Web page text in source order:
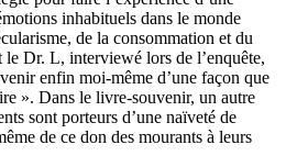
inhabituels dans le monde
de la consommation et du
Dr. L, interviewé lors de l’enquête,
enfin moi-même d’une façon que
». Dans le livre-souvenir, un autre
sont porteurs d’une naïveté de
de ce don des mourants à leurs